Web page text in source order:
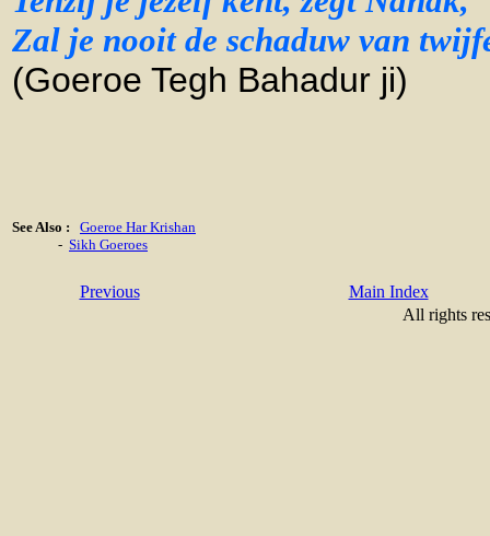
Zal je nooit de schaduw van
(Goeroe Tegh Bahadur ji)
See Also :
Goeroe Har Krishan
- Sikh Goeroes
Previous
Main Index
All rights